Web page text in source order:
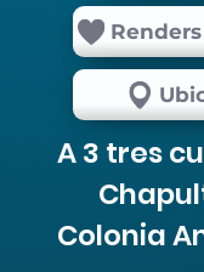
A 3 tres
Colonia